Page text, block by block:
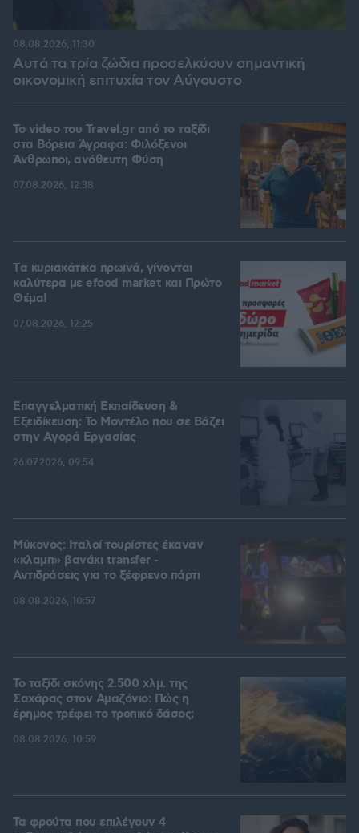
Αυτά τα τρία ζώδια προσελκύουν σημαντική
οικονομική επιτυχία τον Αύγουστο
08.08.2026, 11:30
To video του Travel.gr από το ταξίδι
στα Βόρεια Άγραφα: Φιλόξενοι
Άνθρωποι, ανόθευτη Φύση
07.08.2026, 12:38
Tα κυριακάτικα πρωινά, γίνονται
καλύτερα με efood market και Πρώτο
Θέμα!
07.08.2026, 12:25
Επαγγελματική Εκπαίδευση &
Εξειδίκευση: Το Mοντέλο που σε Bάζει
στην Aγορά Eργασίας
26.07.2026, 09:54
Μύκονος: Ιταλοί τουρίστες έκαναν
«κλαμπ» βανάκι transfer -
Αντιδράσεις για το ξέφρενο πάρτι
08.08.2026, 10:57
Το ταξίδι σκόνης 2.500 χλμ. της
Σαχάρας στον Αμαζόνιο: Πώς η
έρημος τρέφει το τροπικό δάσος;
08.08.2026, 10:59
Τα φρούτα που επιλέγουν 4